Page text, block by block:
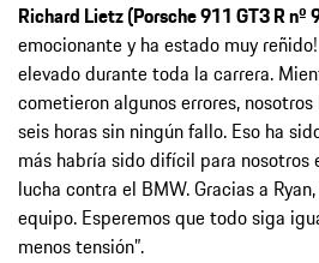
Richard Lietz (Porsche 911 GT3 R nº
emocionante y ha estado muy
elevado durante toda la carrera.
cometieron algunos errores,
seis horas sin ningún fallo. Eso ha
más habría sido difícil para nosotros
lucha contra el BMW. Gracias a
equipo. Esperemos que todo siga
menos tensión”.